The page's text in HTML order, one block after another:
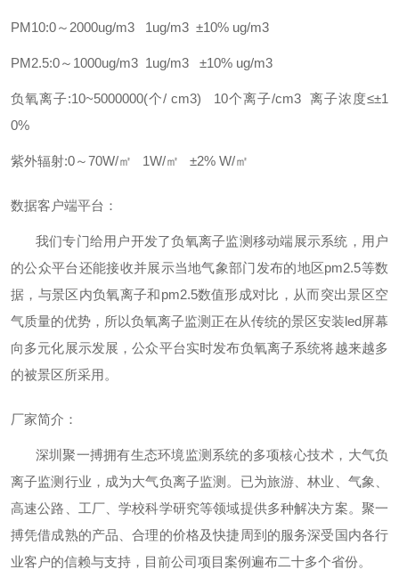
PM10:0～2000ug/m3 1ug/m3 ±10% ug/m3
PM2.5:0～1000ug/m3 1ug/m3 ±10% ug/m3
负氧离子:10~5000000(个/ cm3) 10个离子/cm3 离子浓度≤±1
0%
紫外辐射:0～70W/㎡ 1W/㎡ ±2% W/㎡
数据客户端平台：
我们专门给用户开发了负氧离子监测移动端展示系统，用户
的公众平台还能接收并展示当地气象部门发布的地区pm2.5等数
据，与景区内负氧离子和pm2.5数值形成对比，从而突出景区空
气质量的优势，所以负氧离子监测正在从传统的景区安装led屏幕
向多元化展示发展，公众平台实时发布负氧离子系统将越来越多
的被景区所采用。
厂家简介：
深圳聚一搏拥有生态环境监测系统的多项核心技术，大气负
离子监测行业，成为大气负离子监测。已为旅游、林业、气象、
高速公路、工厂、学校科学研究等领域提供多种解决方案。聚一
搏凭借成熟的产品、合理的价格及快捷周到的服务深受国内各行
业客户的信赖与支持，目前公司项目案例遍布二十多个省份。